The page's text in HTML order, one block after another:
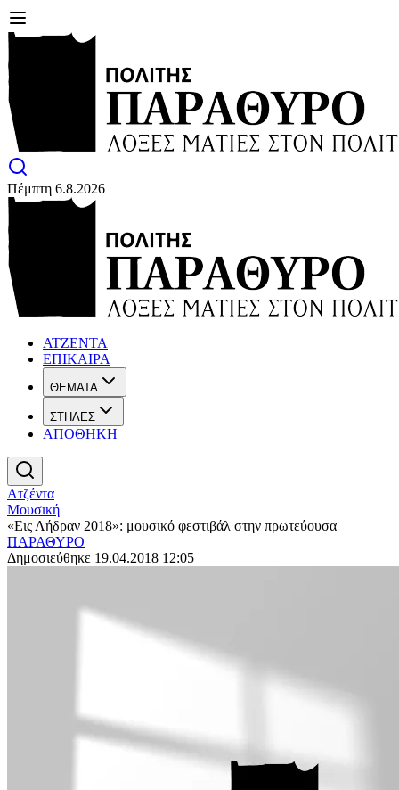
Πέμπτη 6.8.2026
ΑΤΖΕΝΤΑ
ΕΠΙΚΑΙΡΑ
ΘΕΜΑΤΑ
ΣΤΗΛΕΣ
ΑΠΟΘΗΚΗ
Ατζέντα
Μουσική
«Εις Λήδραν 2018»: μουσικό φεστιβάλ στην πρωτεύουσα
ΠΑΡΑΘΥΡΟ
Δημοσιεύθηκε 19.04.2018 12:05